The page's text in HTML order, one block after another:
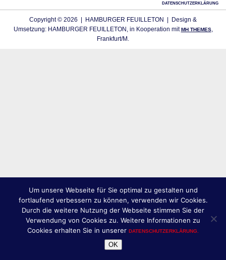
DATENSCHUTZERKLÄRUNG
Copyright © 2026 | HAMBURGER FEUILLETON | Design &
Umsetzung: HAMBURGER FEUILLETON, in Kooperation mitMH THEMES,
Frankfurt/M.
Um unsere Webseite für Sie optimal zu gestalten und
fortlaufend verbessern zu können, verwenden wir Cookies.
Durch die weitere Nutzung der Webseite stimmen Sie der
Verwendung von Cookies zu. Weitere Informationen zu
Cookies erhalten Sie in unserer DATENSCHUTZERKLÄRUNG.
OK